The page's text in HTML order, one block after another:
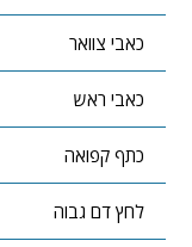
כאבי צוואר
כאבי ראש
כתף קפואה
לחץ דם גבוה